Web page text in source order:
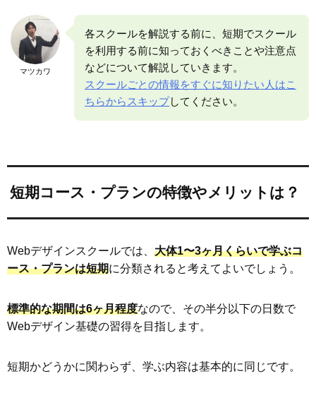
マツカワ
各スクールを解説する前に、短期でスクール
を利用する前に知っておくべきことや注意点
などについて解説していきます。
スクールごとの情報をすぐに知りたい人はこ
ちらからスキップしてください。
短期コース・プランの特徴やメリットは？
Webデザインスクールでは、 大体1〜3ヶ月くらいで学ぶコ
ース・プランは短期に分類されると考えてよいでしょう。
標準的な期間は6ヶ月程度なので、その半分以下の日数で
Webデザイン基礎の習得を目指します。
短期かどうかに関わらず、学ぶ内容は基本的に同じです。